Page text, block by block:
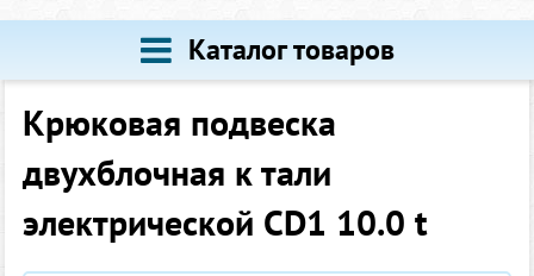
Каталог товаров
Крюковая подвеска
двухблочная к тали
электрической CD1 10.0 t